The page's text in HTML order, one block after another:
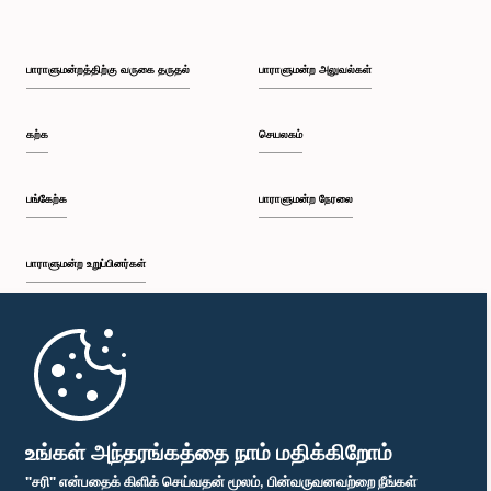
உங்கள் அந்தரங்கத்தை நாம் மதிக்கிறோம்
"சரி" என்பதைக் கிளிக் செய்வதன் மூலம், பின்வருவனவற்றை நீங்கள்
பாராளுமன்றத்திற்கு வருகை தருதல்
கற்க
பங்கேற்க
பாராளுமன்ற உறுப்பினர்கள்
முதற்பக்கம்
பாராளுமன்ற அலுவல்கள்
செயலகம்
பாராளுமன்ற நேரலை
பாராளுமன்ற கையடக்க செயலி